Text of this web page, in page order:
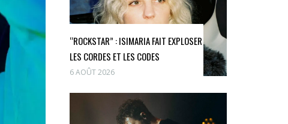
“ROCKSTAR” : ISIMARIA FAIT EXPLOSER
LES CORDES ET LES CODES
6 AOÛT 2026